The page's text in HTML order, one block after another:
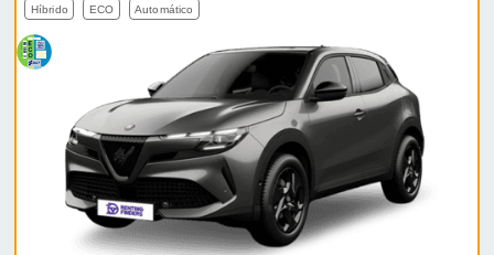
Híbrido ECO Automático